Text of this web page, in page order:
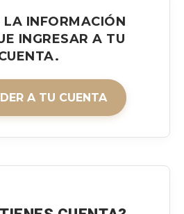
LA INFORMACIÓN
INGRESAR A TU
A TU CUENTA